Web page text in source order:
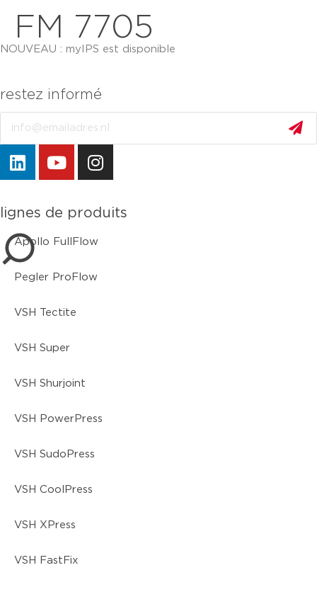
NOUVEAU : myIPS est disponible
fermer
FM 7705
restez informé
lignes de produits
Apollo FullFlow
Pegler ProFlow
VSH Tectite
VSH Super
VSH Shurjoint
VSH PowerPress
VSH SudoPress
VSH CoolPress
VSH XPress
VSH FastFix